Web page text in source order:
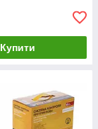
Купити